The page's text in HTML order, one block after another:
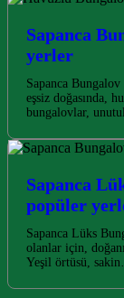
Sapanca
yerler
Sapanca
eşsiz doğasında,
bungalovlar,
Sapanca
popüler
Sapanca Lüks
olanlar için,
Yeşil örtüsü,